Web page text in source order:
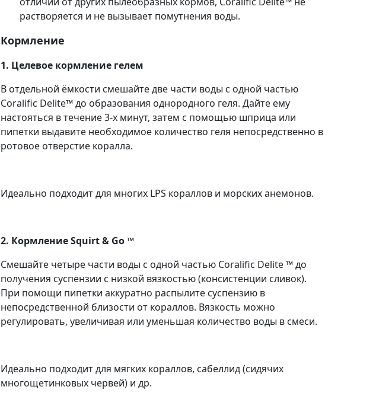
растворяется и не вызывает помутнения воды.
Кормление
1. Целевое кормление гелем
В отдельной ёмкости смешайте две части воды с одной частью
Coralific Delite™ до образования однородного геля. Дайте ему
настояться в течение 3-х минут, затем с помощью шприца или
пипетки выдавите необходимое количество геля непосредственно в
ротовое отверстие коралла.
Идеально подходит для многих LPS кораллов и морских анемонов.
2. Кормление Squirt & Go ™
Смешайте четыре части воды с одной частью Coralific Delite ™ до
получения суспензии с низкой вязкостью (консистенции сливок).
При помощи пипетки аккуратно распылите суспензию в
непосредственной близости от кораллов. Вязкость можно
регулировать, увеличивая или уменьшая количество воды в смеси.
Идеально подходит для мягких кораллов, сабеллид (сидячих
многощетинковых червей) и др.